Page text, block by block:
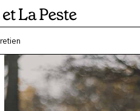
? La Relève et la Peste est un